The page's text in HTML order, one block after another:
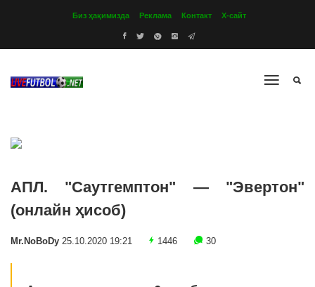
Биз ҳақимизда Реклама Контакт Х-сайт
АПЛ. "Саутгемптон" — "Эвертон"
(онлайн ҳисоб)
Mr.NoBoDy 25.10.2020 19:21 1446 30